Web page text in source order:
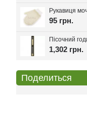
95 грн.
1,302 грн.
Поделиться